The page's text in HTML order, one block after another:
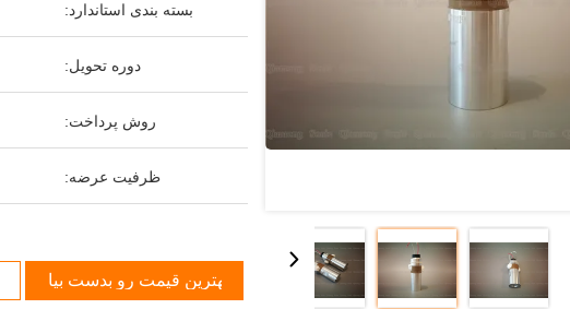
بسته بندی استاندارد:
دوره تحویل:
روش پرداخت:
ظرفیت عرضه:
بهترین قیمت رو بدست بیار